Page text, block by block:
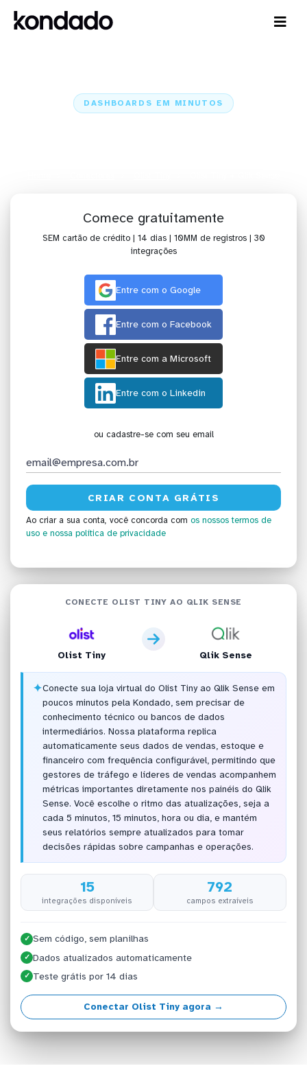
DASHBOARDS EM MINUTOS
Comece gratuitamente
SEM cartão de crédito | 14 dias | 10MM de registros | 30
integrações
Entre com o Google
Entre com o Facebook
Entre com a Microsoft
Entre com o Linkedin
ou cadastre-se com seu email
Ao criar a sua conta, você concorda com os nossos termos de
uso e nossa política de privacidade
CONECTE OLIST TINY AO QLIK SENSE
Olist Tiny Qlik Sense
✦Conecte sua loja virtual do Olist Tiny ao Qlik Sense em
poucos minutos pela Kondado, sem precisar de
conhecimento técnico ou bancos de dados
intermediários. Nossa plataforma replica
automaticamente seus dados de vendas, estoque e
financeiro com frequência configurável, permitindo que
gestores de tráfego e líderes de vendas acompanhem
métricas importantes diretamente nos painéis do Qlik
Sense. Você escolhe o ritmo das atualizações, seja a
cada 5 minutos, 15 minutos, hora ou dia, e mantém
seus relatórios sempre atualizados para tomar
decisões rápidas sobre campanhas e operações.
15
integrações disponíveis
792
campos extraíveis
✓ Sem código, sem planilhas
✓ Dados atualizados automaticamente
✓ Teste grátis por 14 dias
Conectar Olist Tiny agora →